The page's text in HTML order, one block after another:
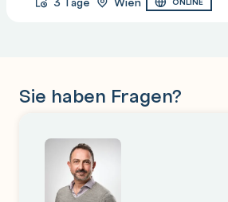
Sie haben Fragen?